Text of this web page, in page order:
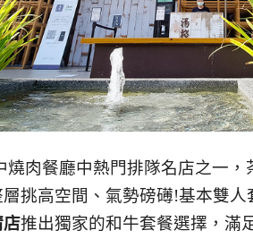
燒肉餐廳中熱門排隊名店之一
挑高空間、氣勢磅礡!基本雙
店推出獨家的和牛套餐選擇，滿